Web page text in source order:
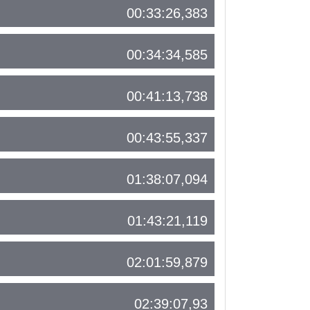
00:33:26,383
00:34:34,585
00:41:13,738
00:43:55,337
01:38:07,094
01:43:21,119
02:01:59,879
02:39:07,93